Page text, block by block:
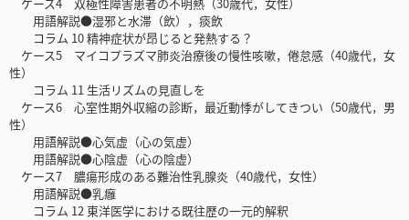
用語解説●湿邪と水滞（飲），痰飲
コラム 10 精神症状が昂じると発熱する？
ケース5 マイコプラズマ肺炎治療後の慢性咳嗽，倦怠感（40歳代，女
性）
コラム 11 生活リズムの見直しを
ケース6 心室性期外収縮の診断，最近動悸がしてきつい（50歳代，男
性）
用語解説●心気虚（心の気虚）
用語解説●心陰虚（心の陰虚）
ケース7 膿瘍形成のある難治性乳腺炎（40歳代，女性）
用語解説●乳癰
コラム 12 東洋医学における既往歴の一元的解釈